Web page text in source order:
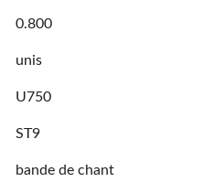
0.800
unis
U750
ST9
bande de chant